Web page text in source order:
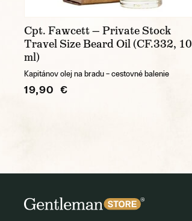
Cpt. Fawcett — Private Stock
Travel Size Beard Oil (CF.332, 10
ml)
Kapitánov olej na bradu – cestovné balenie
19,90 €